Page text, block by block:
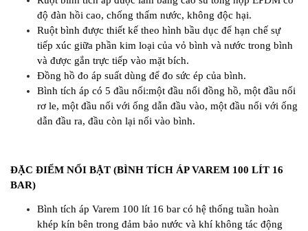
độ đàn hồi cao, chống thấm nước, không độc hại.
Ruột bình được thiết kế theo hình bầu dục để hạn chế sự
tiếp xúc giữa phần kim loại của vỏ bình và nước trong bình
và được gắn trực tiếp vào mặt bích.
Đồng hồ đo áp suất dùng để đo sức ép của bình.
Bình tích áp có 5 đầu nối:một đầu nối đồng hồ, một đầu nối
rơ le, một đầu nối với ống dẫn đầu vào, một đầu nối với ống
dẫn đầu ra, đầu còn lại nối vào bình.
ĐẶC ĐIỂM NỔI BẬT (BÌNH TÍCH ÁP VAREM 100 LÍT 16
BAR)
Bình tích áp Varem 100 lít 16 bar có hệ thống tuần hoàn
khép kín bên trong đảm bảo nước và khí không tác động